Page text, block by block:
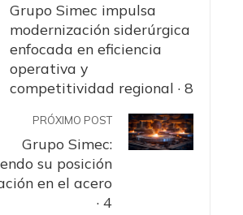
Grupo Simec impulsa
modernización siderúrgica
enfocada en eficiencia
operativa y
competitividad regional · 8
PRÓXIMO POST
Grupo Simec:
su posición
en el acero
· 4